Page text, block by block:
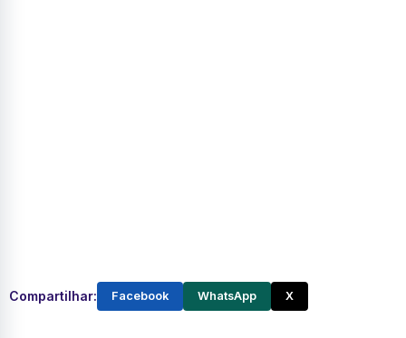
Compartilhar: Facebook WhatsApp X